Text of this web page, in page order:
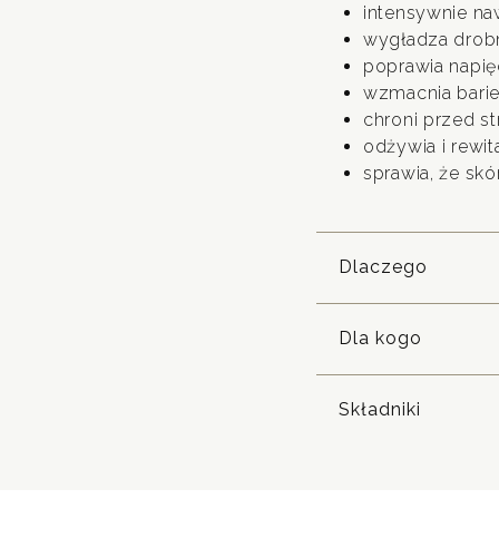
intensywnie
wygładza
poprawia
wzmacnia
chroni przed
odżywia i
sprawia, że
Dlaczego
Dla kogo
Składniki